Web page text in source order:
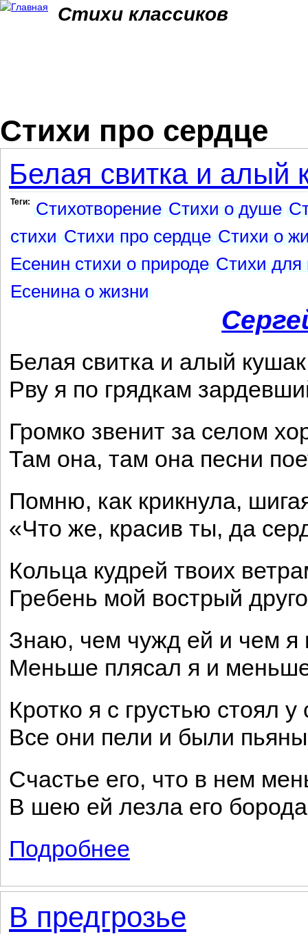
Стихи классиков
Стихи про сердце
Белая свитка и алый
Теги: Стихотворение Стихи о душе
стихи Стихи про сердце Стихи о
Есенин стихи о природе Стихи для
Есенина о жизни
Белая свитка и алый
Рву я по грядкам
Громко звенит за селом
Там она, там она песни
Помню, как крикнула,
«Что же, красив ты, да
Кольца кудрей твоих
Гребень мой вострый
Знаю, чем чужд ей и чем я
Меньше плясал я и
Кротко я с грустью стоял у
Все они пели и были
Счастье его, что в нем
В шею ей лезла его
Подробнее
В предгрозье